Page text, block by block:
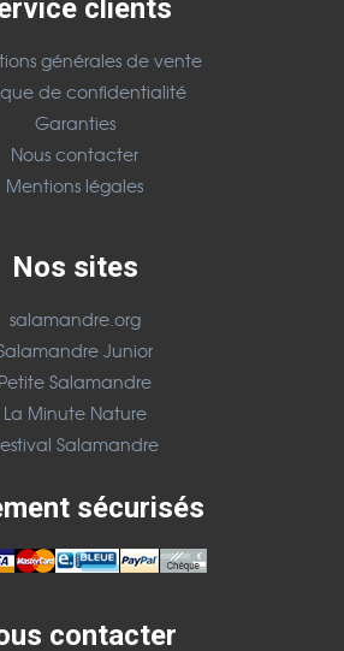
clients
générales de vente
de confidentialité
Garanties
Nous contacter
Mentions légales
Nos sites
salamandre.org
Junior
Petite Salamandre
La Minute Nature
Salamandre
sécurisés
contacter